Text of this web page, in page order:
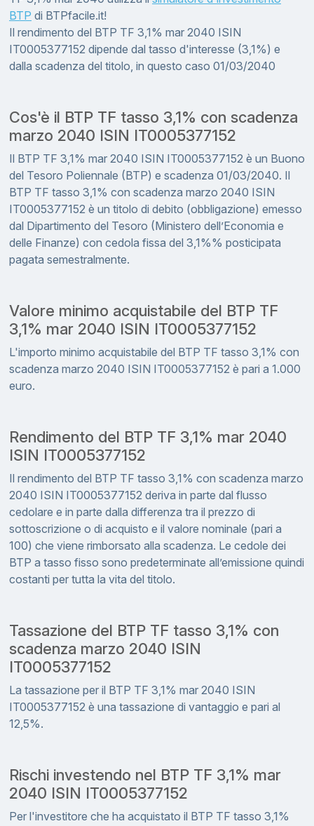
BTP di BTPfacile.it!
Il rendimento del BTP TF 3,1% mar 2040 ISIN
IT0005377152 dipende dal tasso d'interesse (3,1%) e
dalla scadenza del titolo, in questo caso 01/03/2040
Cos'è il BTP TF tasso 3,1% con scadenza
marzo 2040 ISIN IT0005377152
Il BTP TF 3,1% mar 2040 ISIN IT0005377152 è un Buono
del Tesoro Poliennale (BTP) e scadenza 01/03/2040. Il
BTP TF tasso 3,1% con scadenza marzo 2040 ISIN
IT0005377152 è un titolo di debito (obbligazione) emesso
dal Dipartimento del Tesoro (Ministero dell’Economia e
delle Finanze) con cedola fissa del 3,1%% posticipata
pagata semestralmente.
Valore minimo acquistabile del BTP TF
3,1% mar 2040 ISIN IT0005377152
L'importo minimo acquistabile del BTP TF tasso 3,1% con
scadenza marzo 2040 ISIN IT0005377152 è pari a 1.000
euro.
Rendimento del BTP TF 3,1% mar 2040
ISIN IT0005377152
Il rendimento del BTP TF tasso 3,1% con scadenza marzo
2040 ISIN IT0005377152 deriva in parte dal flusso
cedolare e in parte dalla differenza tra il prezzo di
sottoscrizione o di acquisto e il valore nominale (pari a
100) che viene rimborsato alla scadenza. Le cedole dei
BTP a tasso fisso sono predeterminate all’emissione quindi
costanti per tutta la vita del titolo.
Tassazione del BTP TF tasso 3,1% con
scadenza marzo 2040 ISIN
IT0005377152
La tassazione per il BTP TF 3,1% mar 2040 ISIN
IT0005377152 è una tassazione di vantaggio e pari al
12,5%.
Rischi investendo nel BTP TF 3,1% mar
2040 ISIN IT0005377152
Per l'investitore che ha acquistato il BTP TF tasso 3,1%